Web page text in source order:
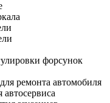
форсунок
ремонта автомобиля